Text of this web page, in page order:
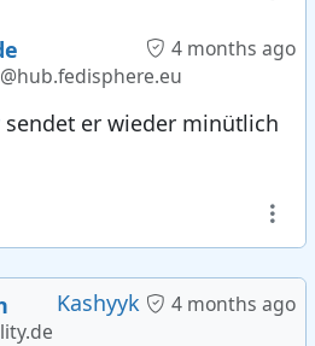
4 months ago
sendet er wieder minütlich
Kashyyk 4 months ago